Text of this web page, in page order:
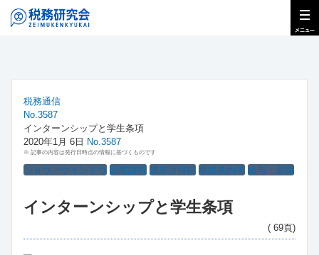
税務通信
No.3587
インターンシップと学生条項
2020年1月 6日 No.3587
※ 記事の内容は発行日時点の情報に基づくものです
ショウ・ウインドウ 国際課税 源泉所得税 租税条約等 給与・退職
インターンシップと学生条項
( 69頁)